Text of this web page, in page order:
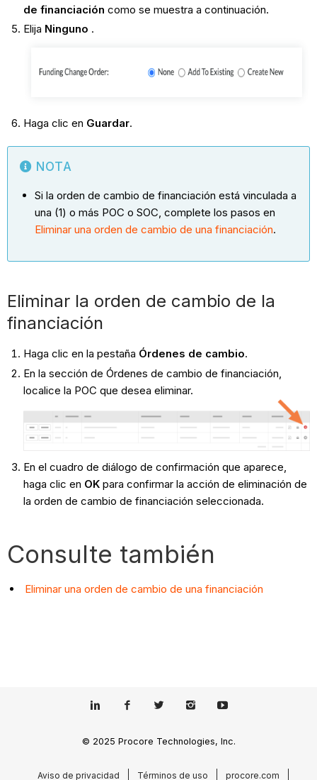
de financiación como se muestra a continuación.
Elija Ninguno .
Haga clic en Guardar.
NOTA
Si la orden de cambio de financiación está vinculada a
una (1) o más POC o SOC, complete los pasos en
Eliminar una orden de cambio de una financiación.
Eliminar la orden de cambio de la
financiación
Haga clic en la pestaña Órdenes de cambio.
En la sección de Órdenes de cambio de financiación,
localice la POC que desea eliminar.
En el cuadro de diálogo de confirmación que aparece,
haga clic en OKpara confirmar la acción de eliminación de
la orden de cambio de financiación seleccionada.
Consulte también
Eliminar una orden de cambio de una financiación
© 2025 Procore Technologies, Inc.
Aviso de privacidad Términos de uso procore.com